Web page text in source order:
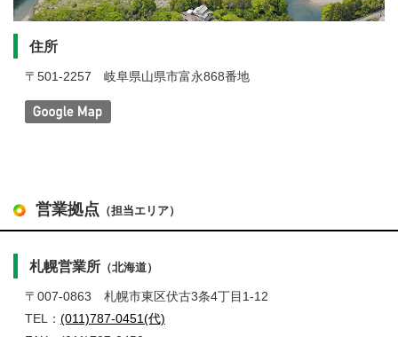
住所
〒501-2257 岐阜県山県市富永868番地
営業拠点 （担当エリア）
札幌営業所 （北海道）
〒007-0863 札幌市東区伏古3条4丁目1-12
TEL： (011)787-0451(代)